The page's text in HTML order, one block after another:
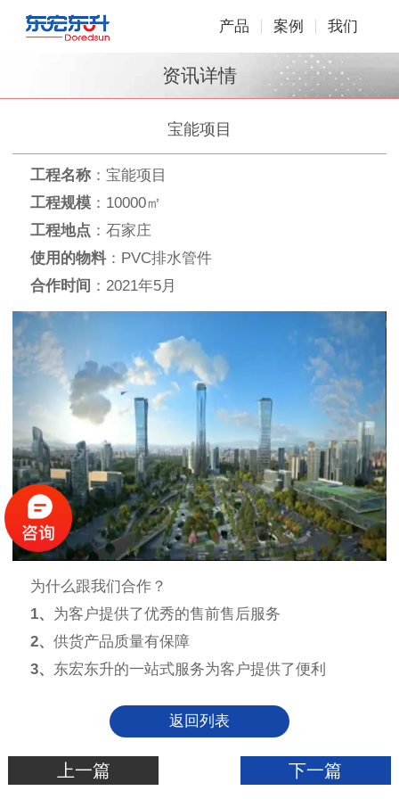
产品 案例 我们
资讯详情
宝能项目
工程名称 ：宝能项目
工程规模 ：10000㎡
工程地点 ：石家庄
使用的物料：PVC排水管件
合作时间 ：2021年5月
为什么跟我们合作？
1、 为客户提供了优秀的售前售后服务
2、 供货产品质量有保障
3、 东宏东升的一站式服务为客户提供了便利
返回列表
上一篇 下一篇